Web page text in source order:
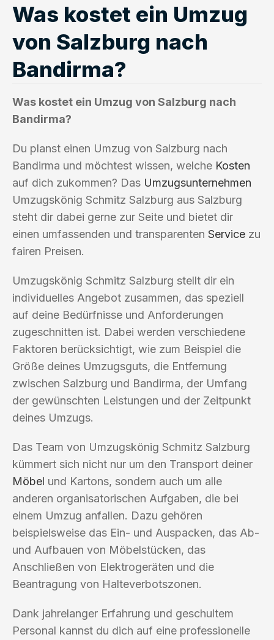
Was kostet ein Umzug
von Salzburg nach
Bandirma?
Was kostet ein Umzug von Salzburg nach
Bandirma?
Du planst einen Umzug von Salzburg nach
Bandirma und möchtest wissen, welche Kosten
auf dich zukommen? Das Umzugsunternehmen
Umzugskönig Schmitz Salzburg aus Salzburg
steht dir dabei gerne zur Seite und bietet dir
einen umfassenden und transparenten Service zu
fairen Preisen.
Umzugskönig Schmitz Salzburg stellt dir ein
individuelles Angebot zusammen, das speziell
auf deine Bedürfnisse und Anforderungen
zugeschnitten ist. Dabei werden verschiedene
Faktoren berücksichtigt, wie zum Beispiel die
Größe deines Umzugsguts, die Entfernung
zwischen Salzburg und Bandirma, der Umfang
der gewünschten Leistungen und der Zeitpunkt
deines Umzugs.
Das Team von Umzugskönig Schmitz Salzburg
kümmert sich nicht nur um den Transport deiner
Möbel und Kartons, sondern auch um alle
anderen organisatorischen Aufgaben, die bei
einem Umzug anfallen. Dazu gehören
beispielsweise das Ein- und Auspacken, das Ab-
und Aufbauen von Möbelstücken, das
Anschließen von Elektrogeräten und die
Beantragung von Halteverbotszonen.
Dank jahrelanger Erfahrung und geschultem
Personal kannst du dich auf eine professionelle